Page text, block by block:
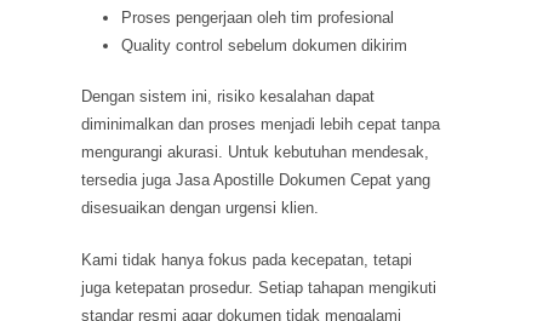
Proses pengerjaan oleh tim profesional
Quality control sebelum dokumen dikirim
Dengan sistem ini, risiko kesalahan dapat
diminimalkan dan proses menjadi lebih cepat tanpa
mengurangi akurasi. Untuk kebutuhan mendesak,
tersedia juga Jasa Apostille Dokumen Cepat yang
disesuaikan dengan urgensi klien.
Kami tidak hanya fokus pada kecepatan, tetapi
juga ketepatan prosedur. Setiap tahapan mengikuti
standar resmi agar dokumen tidak mengalami